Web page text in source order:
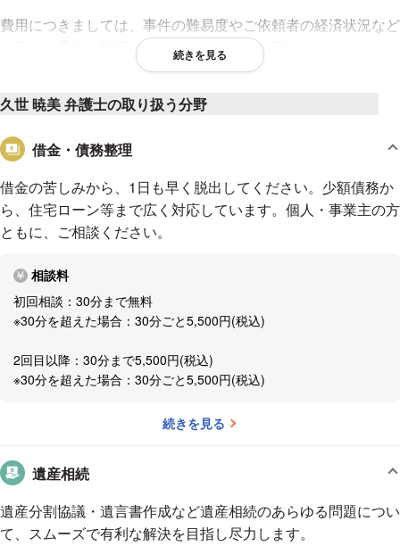
費用につきましては、事件の難易度やご依頼者の経済状況など
に応じて柔軟に対応しておりますので、お困りごとがございま
したら、お気軽にご相談ください。
【対応地域】
※事案によりその他の地域もご相談に応じます。
【特に力を入れている分野】
離婚・男女問題、借金・債務整理、遺産相続、交通事故、労働
問題など
【アクセス】
南浦和駅から徒歩６分
続きを見る
久世 暁美 弁護士の取り扱う分野
借金・債務整理
借金の苦しみから、1日も早く脱出してください。少額債務か
ら、住宅ローン等まで広く対応しています。個人・事業主の方
ともに、ご相談ください。
相談料
初回相談：30分まで無料
※30分を超えた場合：30分ごと5,500円(税込)
2回目以降：30分まで5,500円(税込)
※30分を超えた場合：30分ごと5,500円(税込)
続きを見る
遺産相続
遺産分割協議・遺言書作成など遺産相続のあらゆる問題につい
て、スムーズで有利な解決を目指し尽力します。